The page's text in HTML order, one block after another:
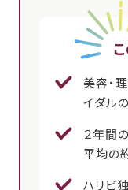
美容・
イダル
２年間
平均の
ハリビ